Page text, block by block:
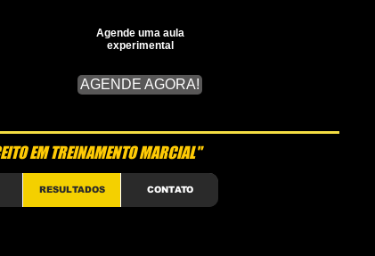
Agende uma aula
experimental
AGENDE AGORA!
EM TREINAMENTO MARCIAL"
RESULTADOS CONTATO